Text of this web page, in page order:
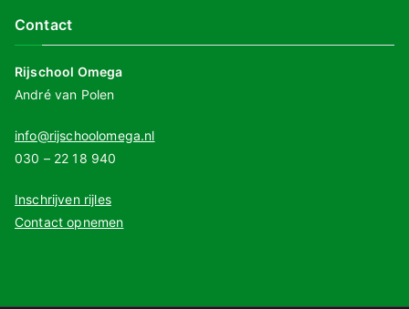
Contact
Rijschool Omega
André van Polen
info@rijschoolomega.nl
030 – 22 18 940
Inschrijven rijles
Contact opnemen